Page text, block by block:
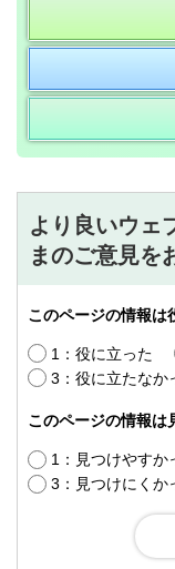
より良いウェ
まのご意見を
このページの情報は
1：役に立った
3：役に立たなか
このページの情報は
1：見つけやすか
3：見つけにくか